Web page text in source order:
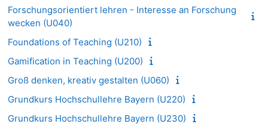
Forschungsorientiert lehren - Interesse an Forschung
wecken (U040)
Foundations of Teaching (U210)
Gamification in Teaching (U200)
Groß denken, kreativ gestalten (U060)
Grundkurs Hochschullehre Bayern (U220)
Grundkurs Hochschullehre Bayern (U230)